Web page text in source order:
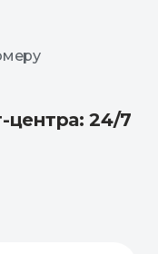
центра: 24/7